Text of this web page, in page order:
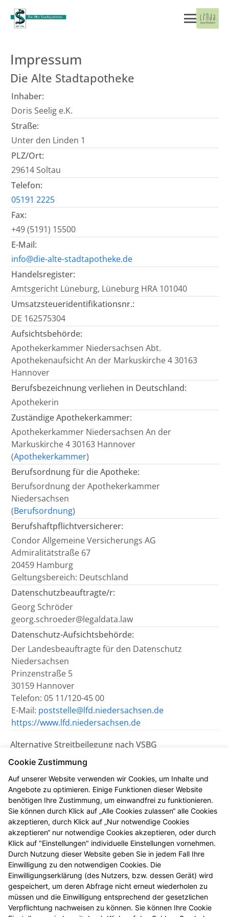
Impressum
Die Alte Stadtapotheke
Inhaber:
Doris Seelig e.K.
Straße:
Unter den Linden 1
PLZ/Ort:
29614 Soltau
Telefon:
05191 2225
Fax:
+49 (5191) 15500
E-Mail:
info@die-alte-stadtapotheke.de
Handelsregister:
Amtsgericht Lüneburg, Lüneburg HRA 101040
Umsatzsteueridentifikationsnr.:
DE 162575304
Aufsichtsbehörde:
Apothekerkammer Niedersachsen Abt.
Apothekenaufsicht An der Markuskirche 4 30163
Hannover
Berufsbezeichnung verliehen in Deutschland:
Apothekerin
Zuständige Apothekerkammer:
Apothekerkammer Niedersachsen An der
Markuskirche 4 30163 Hannover
(Apothekerkammer)
Berufsordnung für die Apotheke:
Berufsordnung der Apothekerkammer
Niedersachsen
(Berufsordnung)
Berufshaftpflichtversicherer:
Condor Allgemeine Versicherungs AG
Admiralitätstraße 67
20459 Hamburg
Geltungsbereich: Deutschland
Datenschutzbeauftragte/r:
Georg Schröder
georg.schroeder@legaldata.law
Datenschutz-Aufsichtsbehörde:
Der Landesbeauftragte für den Datenschutz
Niedersachsen
Prinzenstraße 5
30159 Hannover
Telefon: 05 11/120-45 00
E-Mail: poststelle@lfd.niedersachsen.de
https://www.lfd.niedersachsen.de
Alternative Streitbeilegung nach VSBG
Wir sind bemüht, eventuelle
Meinungsverschiedenheiten aus unserem Vertrag
einvernehmlich beizulegen. Uns erreichen Sie dazu
auch per E-Mail unterinfo@die-alte-stadtapotheke.de
Wir nehmen nicht an einem
Streitbeilegungsverfahren vor einer
Verbraucherschlichtungsstelle teil.
Zuständig ist die Universalschlichtungsstelle des
Zentrums für Schlichtung e.V., Straßburger Straße 8,
77694 Kehl am Rhein (https://www.verbraucher-
schlichter.de).
Cookie Zustimmung
Auf unserer Website verwenden wir Cookies, um Inhalte und
Angebote zu optimieren. Einige Funktionen dieser Website
benötigen Ihre Zustimmung, um einwandfrei zu funktionieren.
Sie können durch Klick auf „Alle Cookies zulassen“ alle Cookies
akzeptieren, durch Klick auf „Nur notwendige Cookies
akzeptieren“ nur notwendige Cookies akzeptieren, oder durch
Klick auf "Einstellungen" individuelle Einstellungen vornehmen.
Durch Nutzung dieser Website geben Sie in jedem Fall Ihre
Einwilligung zu den notwendigen Cookies. Die
Einwilligungserklärung (des Nutzers, bzw. dessen Gerät) wird
gespeichert, um deren Abfrage nicht erneut wiederholen zu
müssen und die Einwilligung entsprechend der gesetzlichen
Verpflichtung nachweisen zu können. Sie können Ihre Cookie